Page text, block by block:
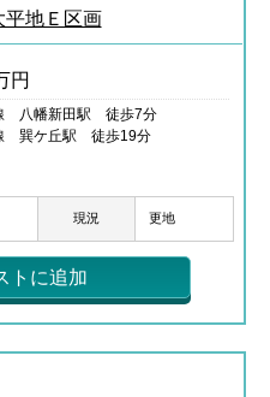
平地Ｅ区画
円
八幡新田駅 徒歩7分
巽ケ丘駅 徒歩19分
現況 更地
トに追加